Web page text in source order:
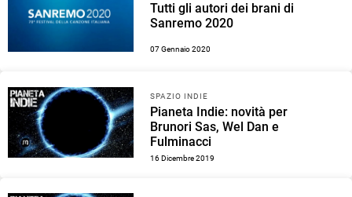
Tutti gli autori dei brani di
Sanremo 2020
07 Gennaio 2020
SPAZIO INDIE
Pianeta Indie: novità per
Brunori Sas, Wel Dan e
Fulminacci
16 Dicembre 2019